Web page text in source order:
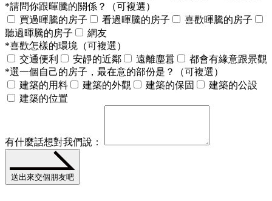
*請問你跟暉騰的關係？（可複選）
買過暉騰的房子
看過暉騰的房子
喜歡暉騰的房子
聽過暉騰的房子
網友
*喜歡怎樣的環境（可複選）
交通便利
安靜的近鄰 遠離塵囂
都會有緣意跟景觀
*選一個自己的房子，最在意的部份是？（可複選）
建築的用料
建築的外觀 建築的保固
建築的公設
建築的位置
有什麼話想對我們說：
送出來交個朋友吧